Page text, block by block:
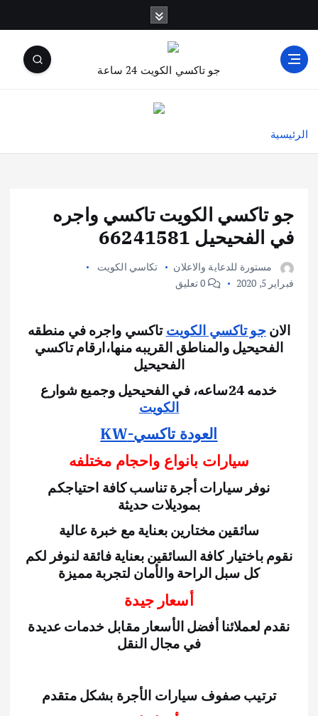
جو تاكسي الكويت 24 ساعة
الرئيسية
جو تاكسي الكويت تاكسي واجره
في الفحيحيل 66241581
مستورة للدعاية والاعلان
تكاسي الكويت
فبراير 5, 2020
الانجو تاكسي الكويت تاكسي واجره في منطقه
الفحيحيل والمناطق القريبه منها،ارقام تاكسي
الفحيحيل
خدمه 24ساعه،
في الفحيحيل وجميع شوارع
الكويت
العودة تاكسي-KW
سيارات بانواع واحجام مختلفه
نوفر سيارات أجرة تناسب كافة احتياجكم
بموديلات حديثة
سائقين مختارين بعناية مع خبرة عالية
نقوم باختيار كافة السائقين بعناية فائقة لنوفر لكم
كل سبل الراحة والأمان لتجربة مميزة
أسعار جيدة
نقدم لعملائنا أفضل الأسعار مقابل خدمات عديدة
في مجال النقل
ترتيب صفوف سيارات الأجرة بشكل متقدم